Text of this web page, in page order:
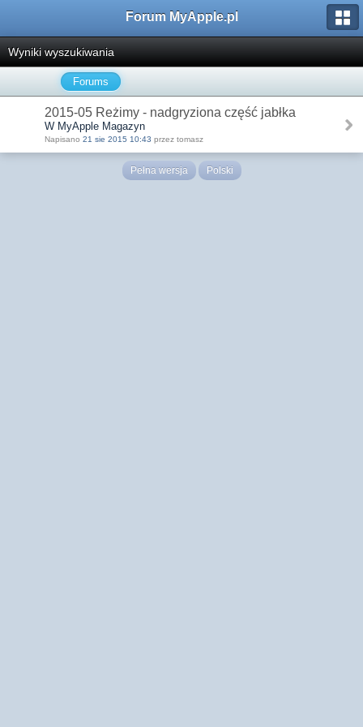
Forum MyApple.pl
Wyniki wyszukiwania
Forums
2015-05 Reżimy - nadgryziona część jabłka
W MyApple Magazyn
Napisano 21 sie 2015 10:43 przez tomasz
Pełna wersja Polski